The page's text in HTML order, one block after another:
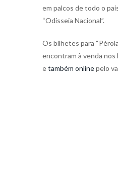
em palcos de todo o
“Odisseia Nacional”.
Os bilhetes para
encontram à venda nos
etambém onlinepelo